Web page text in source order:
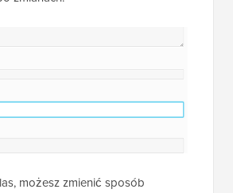
możesz zmienić sposób